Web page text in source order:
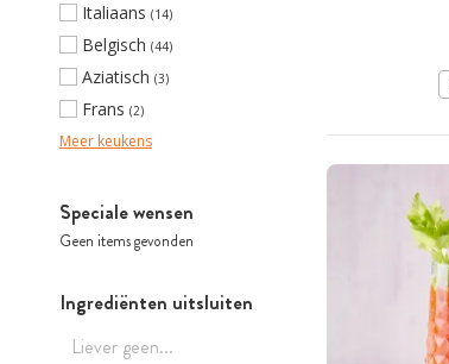
Italiaans (14)
Belgisch (44)
Aziatisch (3)
Frans (2)
Meer keukens
Speciale wensen
Geen items gevonden
Ingrediënten uitsluiten